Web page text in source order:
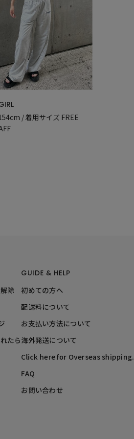
/ 着用サイズ FREE
除
たら
GUIDE & HELP
初めての方へ
配送料について
お支払い方法について
海外発送について
Click here for Overseas shipping.
FAQ
お問い合わせ